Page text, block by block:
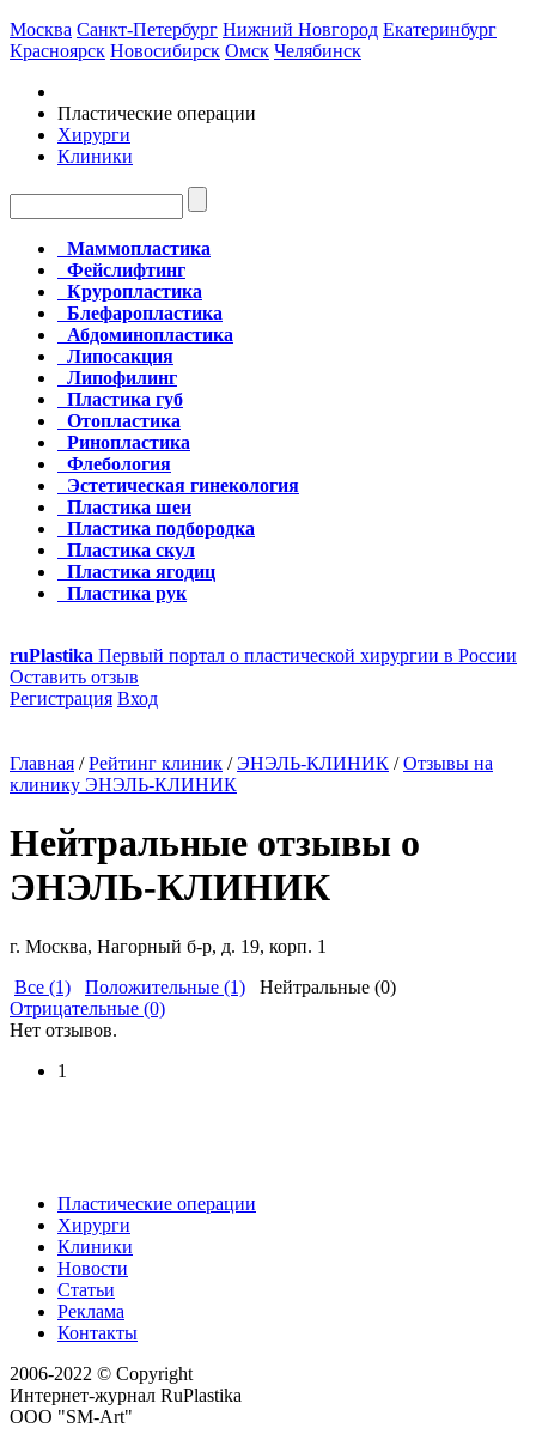
Москва Санкт-Петербург Нижний Новгород Екатеринбург
Красноярск Новосибирск Омск Челябинск
Пластические операции
Хирурги
Клиники
Маммопластика
Фейслифтинг
Круропластика
Блефаропластика
Абдоминопластика
Липосакция
Липофилинг
Пластика губ
Отопластика
Ринопластика
Флебология
Эстетическая гинекология
Пластика шеи
Пластика подбородка
Пластика скул
Пластика ягодиц
Пластика рук
ruPlastika Первый портал о пластической хирургии в России
Оставить отзыв
Регистрация Вход
Главная / Рейтинг клиник / ЭНЭЛЬ-КЛИНИК / Отзывы на
клинику ЭНЭЛЬ-КЛИНИК
Нейтральные отзывы о
ЭНЭЛЬ-КЛИНИК
г. Москва, Нагорный б-р, д. 19, корп. 1
Все (1)
Положительные (1) Нейтральные (0)
Отрицательные (0)
Нет отзывов.
1
Пластические операции
Хирурги
Клиники
Новости
Статьи
Реклама
Контакты
2006-2022 © Copyright
Интернет-журнал RuPlastika
ООО "SM-Art"